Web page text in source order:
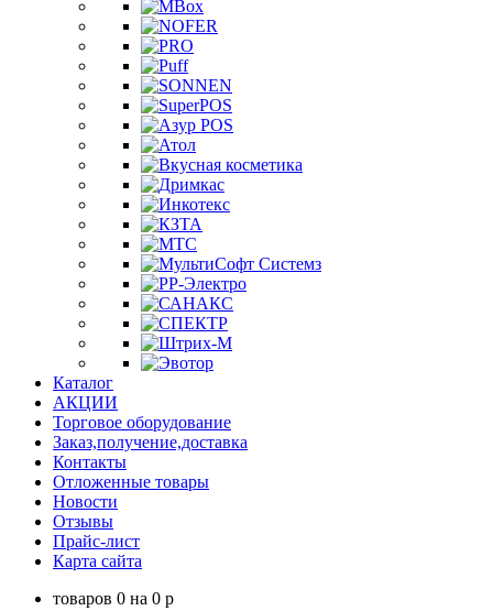
Каталог
АКЦИИ
Торговое оборудование
Заказ,получение,доставка
Контакты
Отложенные товары
Новости
Отзывы
Прайс-лист
Карта сайта
товаров 0 на 0 p